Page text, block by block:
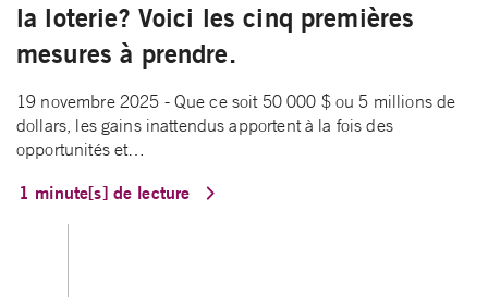
la loterie? Voici les cinq premières
mesures à prendre.
19 novembre 2025 - Que ce soit 50 000 $ ou 5 millions de
dollars, les gains inattendus apportent à la fois des
opportunités et…
1 minute[s] de lecture